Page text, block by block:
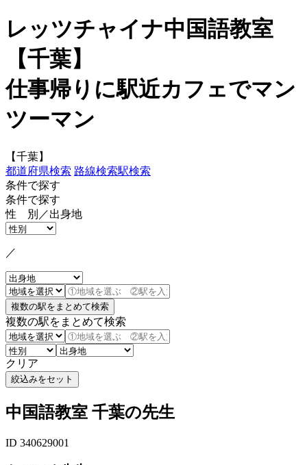
レッツチャイナ中国語教室
【千葉】
仕事帰りに駅近カフェでマン
ツーマン
【千葉】
都道府県検索 路線検索駅検索
条件で探す
条件で探す
性 別／出身地
／
複数の駅をまとめて検索
クリア
中国語教室 千葉の先生
ID 340629001